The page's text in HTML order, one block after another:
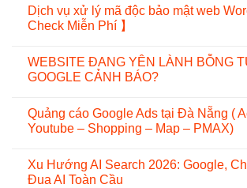
Dịch vụ xử lý mã độc bảo mật web
Check Miễn Phí 】
WEBSITE ĐANG YÊN LÀNH BỖNG
GOOGLE CẢNH BÁO?
Quảng cáo Google Ads tại Đà Nẵng (
Youtube – Shopping – Map – PMAX)
Xu Hướng AI Search 2026: Google,
Đua AI Toàn Cầu